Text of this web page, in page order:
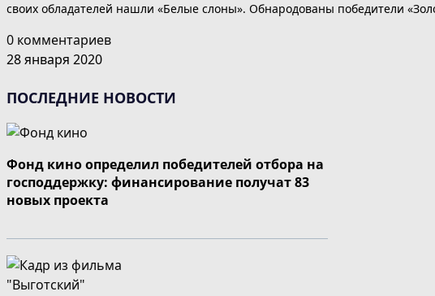
своих обладателей нашли «Белые слоны». Обнародованы победители
0 комментариев
28 января 2020
ПОСЛЕДНИЕ НОВОСТИ
Фонд кино определил победителей отбора на
господдержку: финансирование получат 83
новых проекта